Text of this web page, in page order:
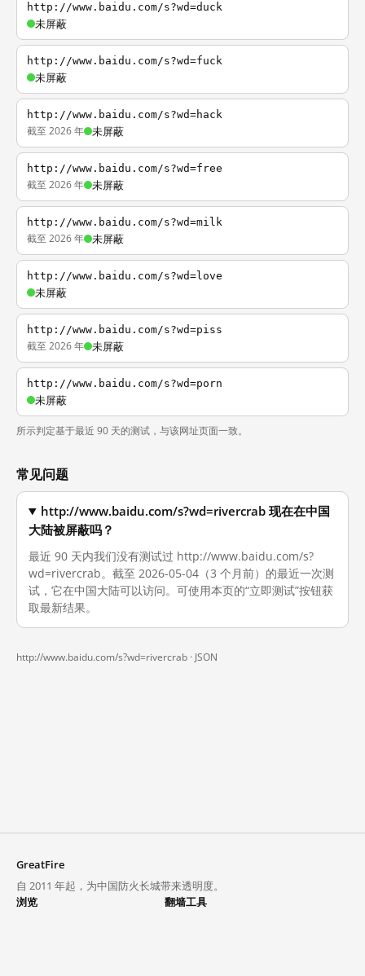
http://www.baidu.com/s?wd=duck
未屏蔽
http://www.baidu.com/s?wd=fuck
未屏蔽
http://www.baidu.com/s?wd=hack
截至 2026 年 未屏蔽
http://www.baidu.com/s?wd=free
截至 2026 年 未屏蔽
http://www.baidu.com/s?wd=milk
截至 2026 年 未屏蔽
http://www.baidu.com/s?wd=love
未屏蔽
http://www.baidu.com/s?wd=piss
截至 2026 年 未屏蔽
http://www.baidu.com/s?wd=porn
未屏蔽
所示判定基于最近 90 天的测试，与该网址页面一致。
常见问题
http://www.baidu.com/s?wd=rivercrab 现在在中国
大陆被屏蔽吗？
最近 90 天内我们没有测试过 http://www.baidu.com/s?
wd=rivercrab。截至 2026-05-04（3 个月前）的最近一次测
试，它在中国大陆可以访问。可使用本页的“立即测试”按钮获
取最新结果。
http://www.baidu.com/s?wd=rivercrab · JSON
GreatFire
自 2011 年起，为中国防火长城带来透明度。
浏览
翻墙工具